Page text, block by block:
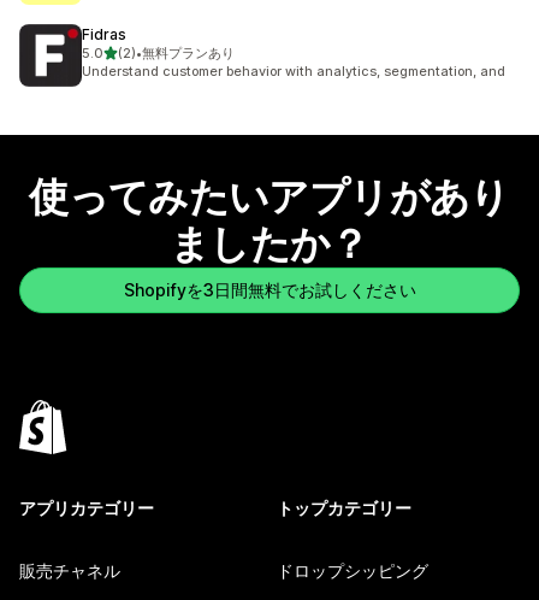
Fidras
5.05つ星中
(2)
合計レビュー数：2件
•無料プランあり
Understand customer behavior with analytics, segmentation, and
使ってみたいアプリがあり
ましたか？
Shopifyを3日間無料でお試しください
アプリカテゴリー
販売チャネル
トップカテゴリー
ドロップシッピング